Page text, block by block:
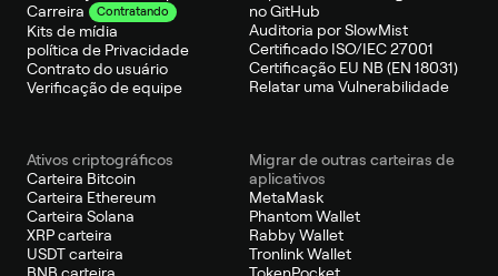
Carreira
Contratando
Kits de mídia
política de Privacidade
Contrato do usuário
Verificação de equipe
no GitHub
Auditoria por SlowMist
Certificado ISO/IEC 27001
Certificação EU NB (EN 18031)
Relatar uma Vulnerabilidade
Ativos criptográficos
Carteira Bitcoin
Carteira Ethereum
Carteira Solana
XRP carteira
USDT carteira
BNB carteira
Migrar de outras carteiras de
aplicativos
MetaMask
Phantom Wallet
Rabby Wallet
Tronlink Wallet
TokenPocket